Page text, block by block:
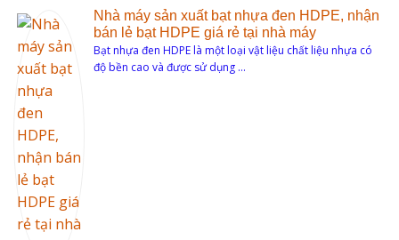
Nhà máy sản xuất bạt nhựa đen HDPE, nhận
bán lẻ bạt HDPE giá rẻ tại nhà máy
Bạt nhựa đen HDPE là một loại vật liệu chất liệu nhựa có
độ bền cao và được sử dụng …